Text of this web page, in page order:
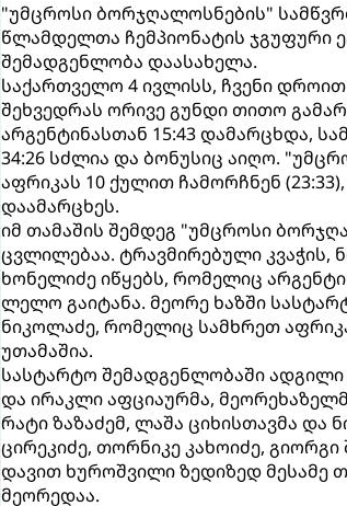
"უმცროსი ბორჯღალოსნების"
წლამდელთა ჩემპიონატის ჯგუფური
შემადგენლობა დაასახელა.
საქართველო 4 ივლისს, ჩვენი
შეხვედრას ორივე გუნდი თითო
არგენტინასთან 15:43 დამარცხდა,
34:26 სძლია და ბონუსიც აიღო.
აფრიკას 10 ქულით ჩამორჩნენ
დაამარცხეს.
იმ თამაშის შემდეგ "უმცროსი
ცვლილებაა. ტრავმირებული კვაჭის,
ხონელიძე იწყებს, რომელიც
ლელო გაიტანა. მეორე ხაზში
ნიკოლაძე, რომელიც სამხრეთ
უთამაშია.
სასტარტო შემადგენლობაში ადგილი
და ირაკლი აფციაურმა,
რატი ზაზაძემ, ლაშა ციხისთავმა და
ცირეკიძე, თორნიკე კახოიძე,
დავით ხუროშვილი ზედიზედ მესამე
მეორედაა.